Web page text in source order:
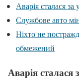
Аварія сталася за
Службове авто
Ніхто не
обмежений
Аварія сталася